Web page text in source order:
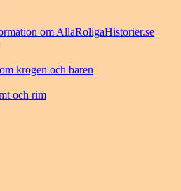
om AllaRoligaHistorier.se
krogen och baren
och rim